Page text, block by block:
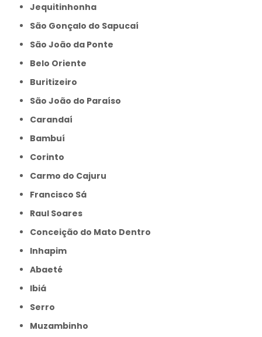
Jequitinhonha
São Gonçalo do Sapucaí
São João da Ponte
Belo Oriente
Buritizeiro
São João do Paraíso
Carandaí
Bambuí
Corinto
Carmo do Cajuru
Francisco Sá
Raul Soares
Conceição do Mato Dentro
Inhapim
Abaeté
Ibiá
Serro
Muzambinho